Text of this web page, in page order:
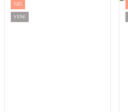
%10
YENİ